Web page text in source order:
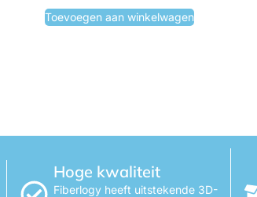
Toevoegen aan winkelwagen
Hoge kwaliteit
Fiberlogy heeft uitstekende 3D-